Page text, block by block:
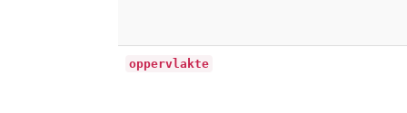
oppervlakte